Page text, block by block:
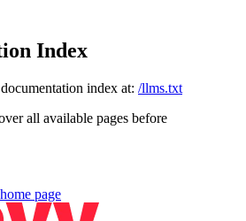
Index
index at: /llms.txt
all available pages before
home page